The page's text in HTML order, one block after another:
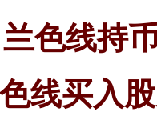
兰色线持
线买入